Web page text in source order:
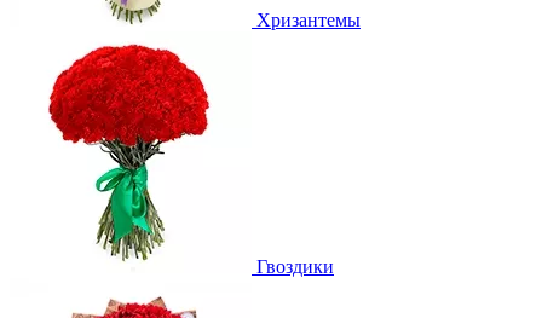
Хризантемы
Гвоздики